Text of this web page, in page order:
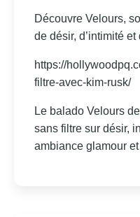
Découvre Velours,
de désir, d’intimité
https://
filtre-avec-kim-rusk/
Le balado Velours
sans filtre sur désir,
ambiance glamour